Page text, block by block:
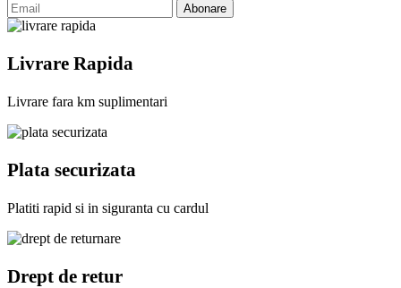
Abonare
Livrare Rapida
Livrare fara km suplimentari
Plata securizata
Platiti rapid si in siguranta cu cardul
Drept de retur